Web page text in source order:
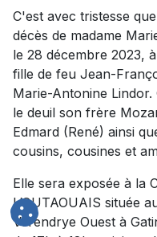
C'est avec tristesse
décès de madame
le 28 décembre 2023,
fille de feu Jean-
Marie-Antonine Lindor.
le deuil son frère
Edmard (René) ainsi
cousins, cousines et
Elle sera exposée à la
L’OUTAOUAIS située
Vérendrye Ouest à